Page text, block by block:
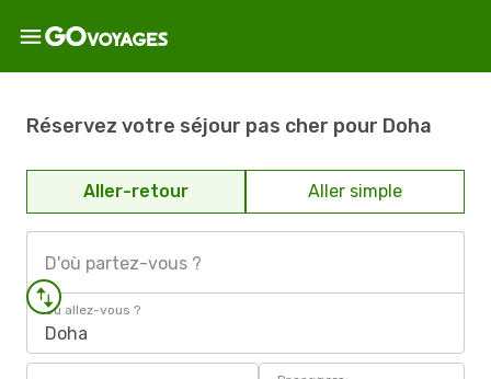
Réservez votre séjour pas cher pour Doha
Aller-retour Aller simple
D'où partez-vous ?
Où allez-vous ?
Doha